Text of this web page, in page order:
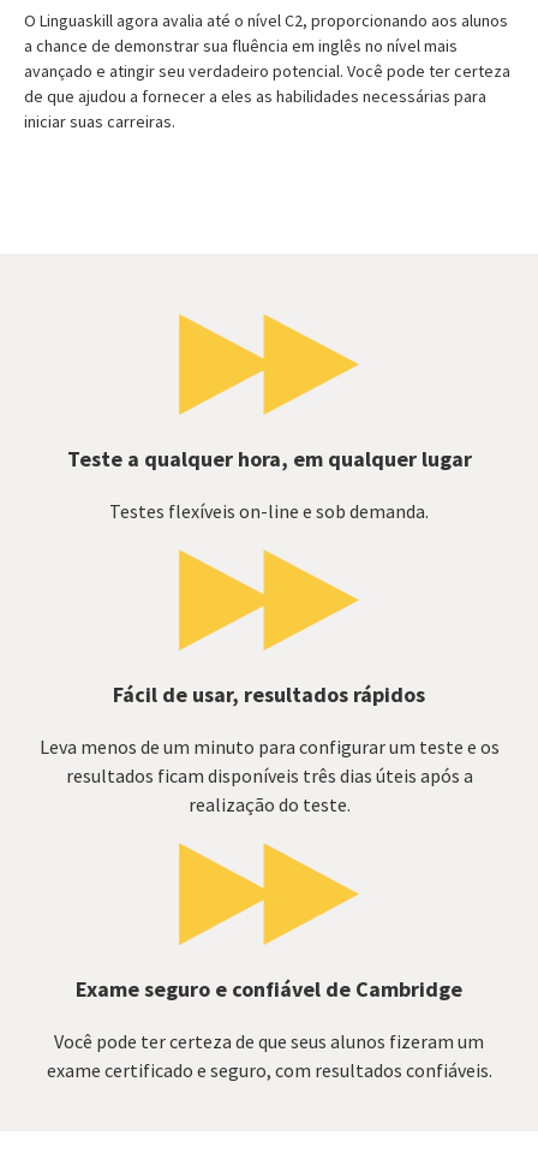
O Linguaskill agora avalia até o nível C2, proporcionando aos alunos
a chance de demonstrar sua fluência em inglês no nível mais
avançado e atingir seu verdadeiro potencial. Você pode ter certeza
de que ajudou a fornecer a eles as habilidades necessárias para
iniciar suas carreiras.
Teste a qualquer hora, em qualquer lugar
Testes flexíveis on-line e sob demanda.
Fácil de usar, resultados rápidos
Leva menos de um minuto para configurar um teste e os
resultados ficam disponíveis três dias úteis após a
realização do teste.
Exame seguro e confiável de Cambridge
Você pode ter certeza de que seus alunos fizeram um
exame certificado e seguro, com resultados confiáveis.